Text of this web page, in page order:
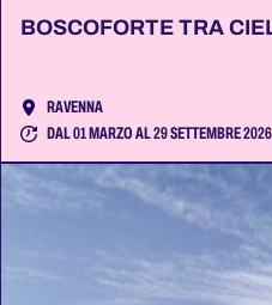
BOSCOFORTE TRA
RAVENNA
DAL 01 MARZO AL 29 SETTEMBRE 2026